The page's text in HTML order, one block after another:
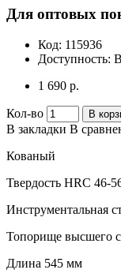
Для оптовых
Код: 115936
Доступность:
1 690 р.
Кол-во В
В закладки В
Кованый
Твердость HRC 46-
Инструментальная
Топорище высшего
Длина 545 мм